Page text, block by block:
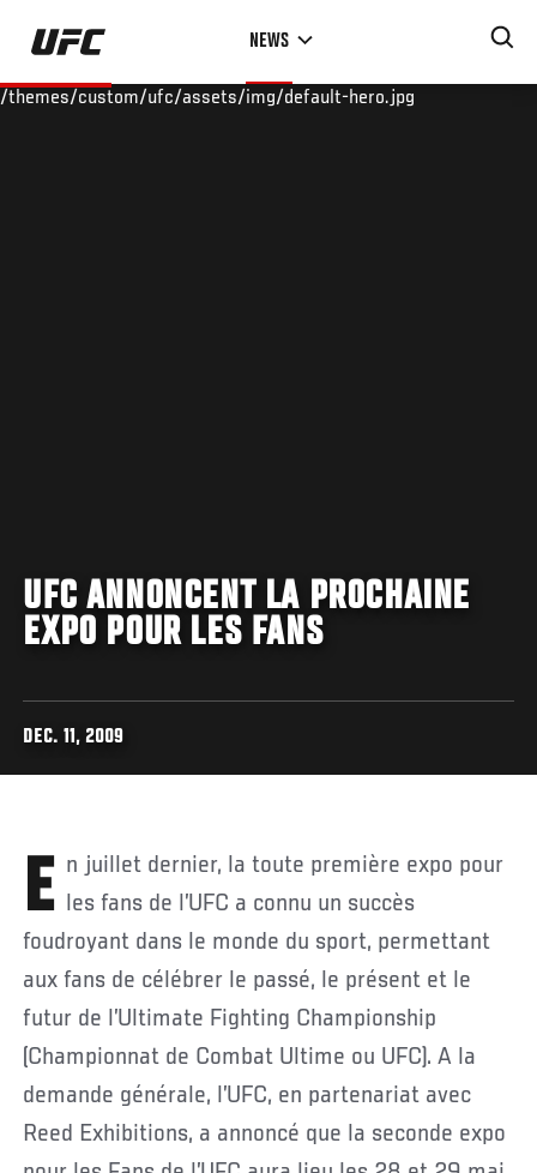
Skip
main
NEWS
/themes/custom/ufc/assets/img/default-hero.jpg
UFC ANNONCENT LA PROCHAINE
EXPO POUR LES FANS
DEC. 11, 2009
En juillet dernier, la toute première expo pour les fans de l’UFC a connu un succès
foudroyant dans le monde du sport, permettant
aux fans de célébrer le passé, le présent et le
futur de l’Ultimate Fighting Championship
(Championnat de Combat Ultime ou UFC). A la
demande générale, l’UFC, en partenariat avec
Reed Exhibitions, a annoncé que la seconde expo